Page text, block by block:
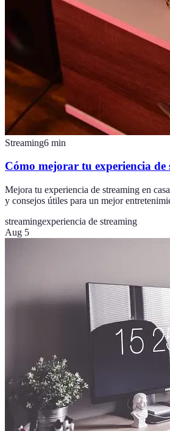
Streaming6 min
Cómo mejorar tu experiencia de
Mejora tu experiencia de streaming en
y consejos útiles para un mejor
streamingexperiencia de streaming
Aug 5